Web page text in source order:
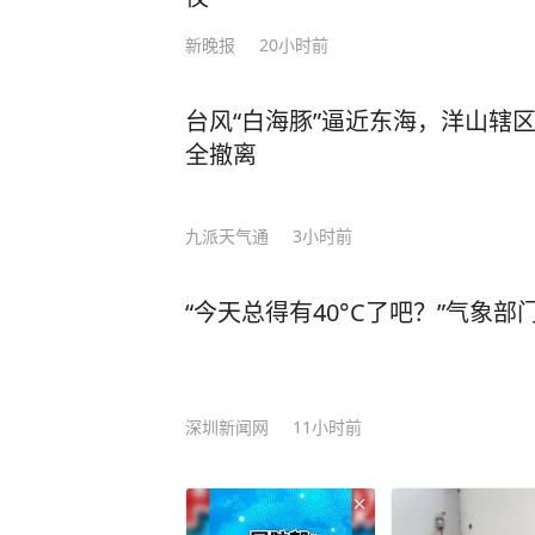
新晚报 20小时前
台风“白海豚”逼近东海，洋山辖
全撤离
九派天气通 3小时前
“今天总得有40°C了吧？”气象部
深圳新闻网 11小时前